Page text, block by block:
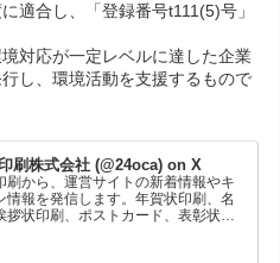
適合し、「登録番号t111(5)号」
対応が一定レベルに達した企業
し、環境活動を支援するもので
刷株式会社 (@24oca) on X
刷から、運営サイトの新着情報やキ
情報を発信します。年賀状印刷、名
拶状印刷、ポストカード、表彰状印